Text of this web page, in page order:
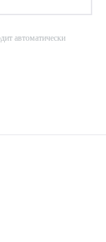
автоматически